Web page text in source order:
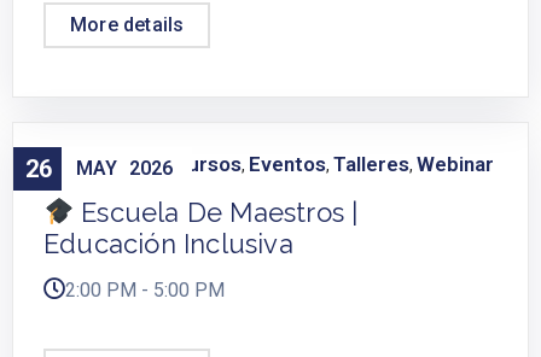
More details
26 MAY 2026
Capacitación, Cursos, Eventos, Talleres, Webinar
Escuela De Maestros |
Educación Inclusiva
2:00 PM - 5:00 PM